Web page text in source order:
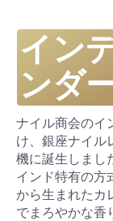
イン
ンダ
ナイル商会のイ
け、銀座ナイル
機に誕生しまし
インド特有の方
から生まれたカ
でまろやかな香